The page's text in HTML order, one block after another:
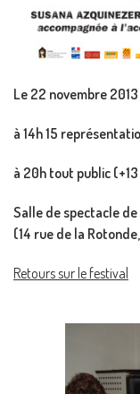
Le 22 novembre 2013
à 14h 15
à 20h tout public
Salle de spectacle de
(14 rue de la
Retours sur le festival